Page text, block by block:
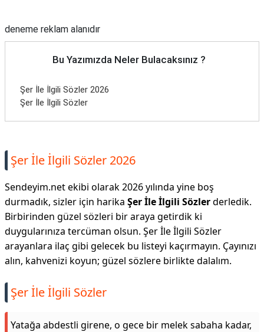
deneme reklam alanıdır
Bu Yazımızda Neler Bulacaksınız ?
Şer İle İlgili Sözler 2026
Şer İle İlgili Sözler
Şer İle İlgili Sözler 2026
Sendeyim.net ekibi olarak 2026 yılında yine boş
durmadık, sizler için harika Şer İle İlgili Sözlerderledik.
Birbirinden güzel sözleri bir araya getirdik ki
duygularınıza tercüman olsun. Şer İle İlgili Sözler
arayanlara ilaç gibi gelecek bu listeyi kaçırmayın. Çayınızı
alın, kahvenizi koyun; güzel sözlere birlikte dalalım.
Şer İle İlgili Sözler
Yatağa abdestli girene, o gece bir melek sabaha kadar,